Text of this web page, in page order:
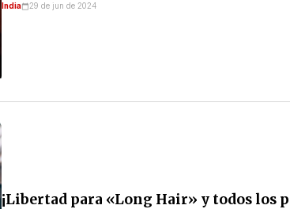
India 29 de jun de 2024
¡Libertad para «Long Hair» y todos los